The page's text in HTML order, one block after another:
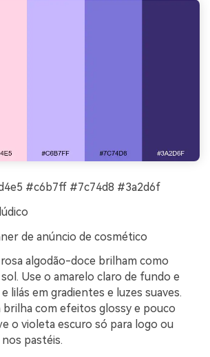
#c6b7ff #7c74d8 #3a2d6f
de anúncio de cosmético
algodão-doce brilham como
Use o amarelo claro de fundo e
lilás em gradientes e luzes suaves.
brilha com efeitos glossy e pouco
o violeta escuro só para logo ou
pastéis.